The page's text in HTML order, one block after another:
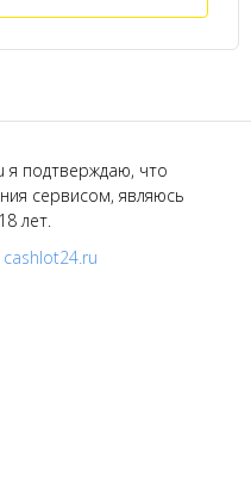
я подтверждаю, что
сервисом, являюсь
лет.